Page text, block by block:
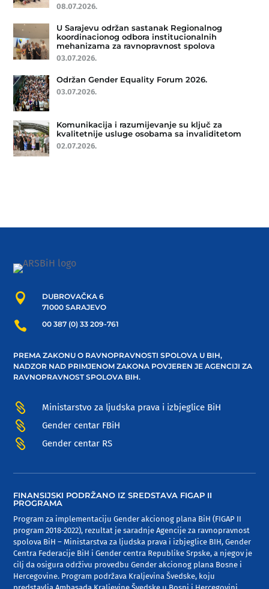
08.07.2026.
U Sarajevu održan sastanak Regionalnog
koordinacionog odbora institucionalnih
mehanizama za ravnopravnost spolova
03.07.2026.
Održan Gender Equality Forum 2026.
03.07.2026.
Komunikacija i razumijevanje su ključ za
kvalitetnije usluge osobama sa invaliditetom
02.07.2026.

DUBROVAČKA 6
71000 SARAJEVO
 00 387 (0) 33 209-761
PREMA ZAKONU O RAVNOPRAVNOSTI SPOLOVA U BIH,
NADZOR NAD PRIMJENOM ZAKONA POVJEREN JE AGENCIJI ZA
RAVNOPRAVNOST SPOLOVA BIH.
 Ministarstvo za ljudska prava i izbjeglice BiH
 Gender centar FBiH
 Gender centar RS
FINANSIJSKI PODRŽANO IZ SREDSTAVA FIGAP II
PROGRAMA
Program za implementaciju Gender akcionog plana BiH (FIGAP II
program 2018-2022), rezultat je saradnje Agencije za ravnopravnost
spolova BiH – Ministarstva za ljudska prava i izbjeglice BIH, Gender
Centra Federacije BiH i Gender centra Republike Srpske, a njegov je
cilj da osigura održivu provedbu Gender akcionog plana Bosne i
Hercegovine. Program podržava Kraljevina Švedske, koju